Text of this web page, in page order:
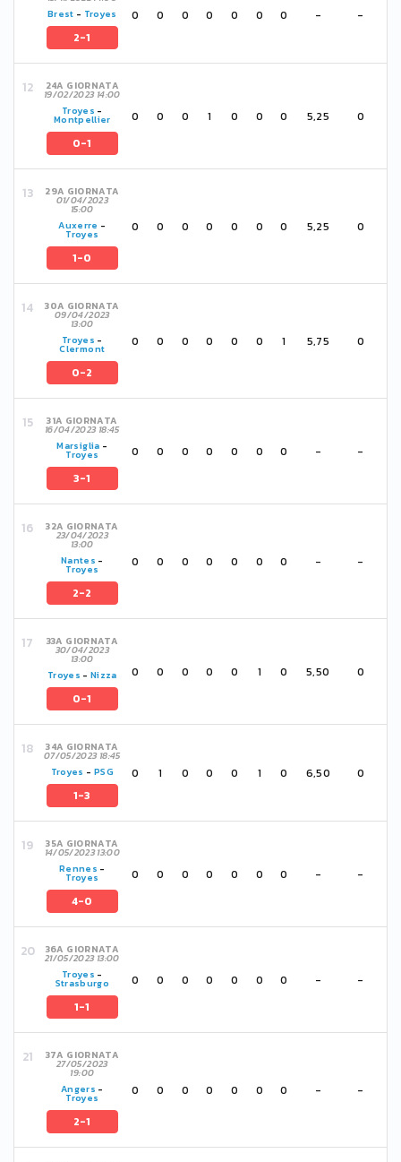
Brest - Troyes
2-1
0 0 0 0 0 0 0 - -
24A GIORNATA
19/02/2023 14:00
Troyes -
Montpellier
0-1
0 0 0 1 0 0 0 5,25 0
29A GIORNATA
01/04/2023
15:00
Auxerre -
Troyes
1-0
0 0 0 0 0 0 0 5,25 0
30A GIORNATA
09/04/2023
13:00
Troyes -
Clermont
0-2
0 0 0 0 0 0 1 5,75 0
31A GIORNATA
16/04/2023 18:45
Marsiglia -
Troyes
3-1
0 0 0 0 0 0 0 - -
32A GIORNATA
23/04/2023
13:00
Nantes -
Troyes
2-2
0 0 0 0 0 0 0 - -
33A GIORNATA
30/04/2023
13:00
Troyes -Nizza
0-1
0 0 0 0 0 1 0 5,50 0
34A GIORNATA
07/05/2023 18:45
Troyes - PSG
1-3
0 1 0 0 0 1 0 6,50 0
35A GIORNATA
14/05/2023 13:00
Rennes -
Troyes
4-0
0 0 0 0 0 0 0 - -
36A GIORNATA
21/05/2023 13:00
Troyes -
Strasburgo
1-1
0 0 0 0 0 0 0 - -
37A GIORNATA
27/05/2023
19:00
Angers -
Troyes
2-1
0 0 0 0 0 0 0 - -